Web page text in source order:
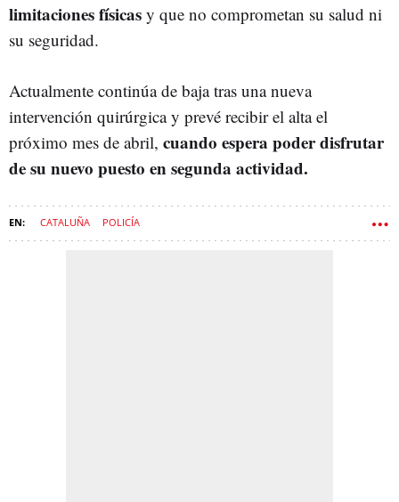
limitaciones físicas y que no comprometan su salud ni
su seguridad.
Actualmente continúa de baja tras una nueva
intervención quirúrgica y prevé recibir el alta el
próximo mes de abril, cuando espera poder disfrutar
de su nuevo puesto en segunda actividad.
CATALUÑA POLICÍA